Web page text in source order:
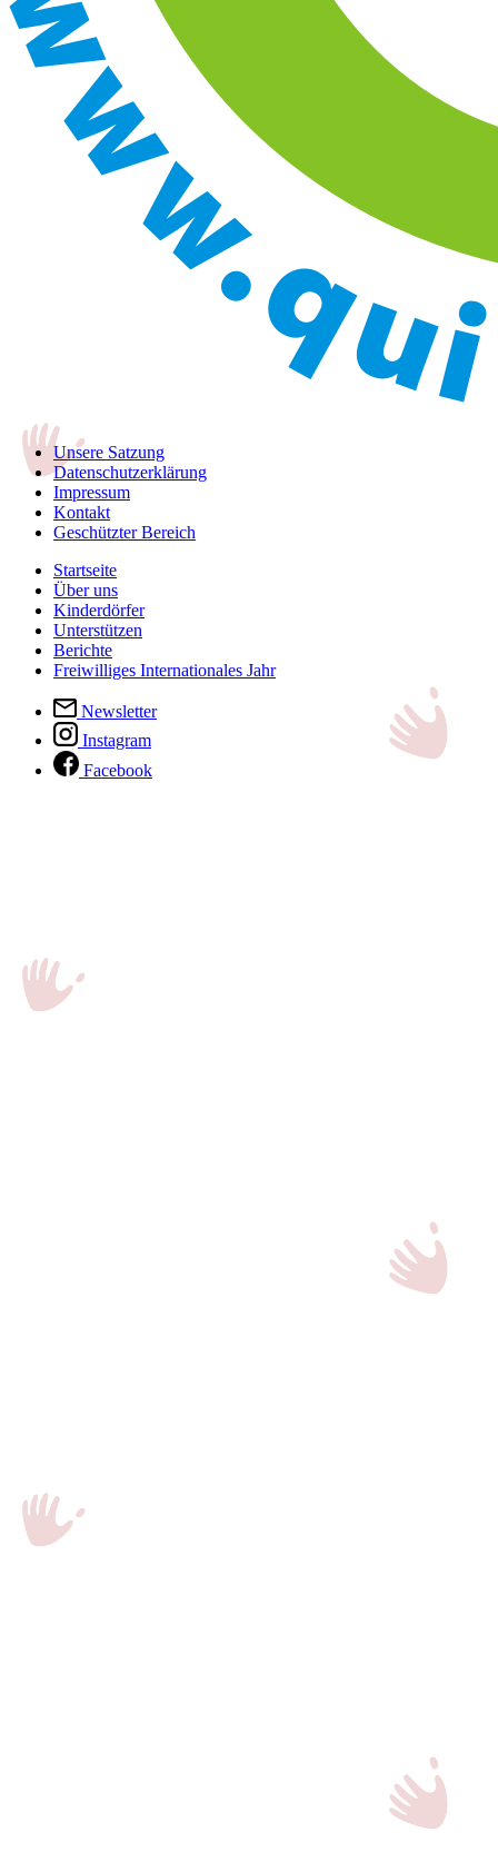
Unsere Satzung
Datenschutzerklärung
Impressum
Kontakt
Geschützter Bereich
Startseite
Über uns
Kinderdörfer
Unterstützen
Berichte
Freiwilliges Internationales Jahr
Newsletter
Instagram
Facebook